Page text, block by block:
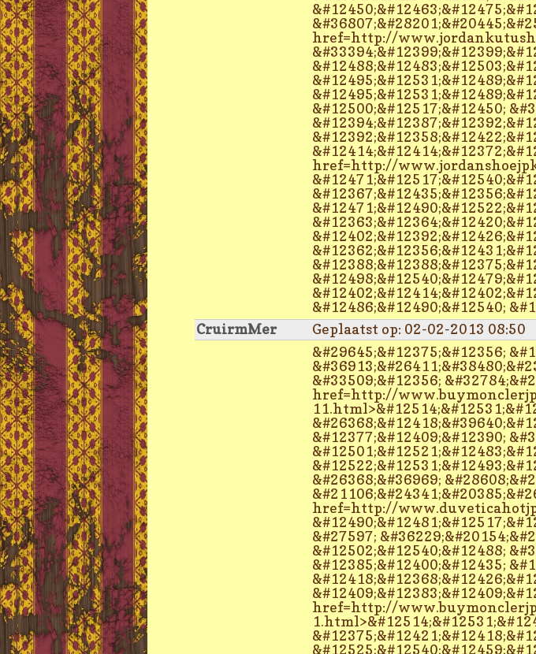
href=http://
&#12500;&#12517;&#12450;
href=http://
&#12486;&#12490;&#12540;
CruirmMer
Geplaatst op: 02-02-2013 08:50
&#29645;&#12375;&#12356;
&#33509;&#12356;
href=http://
&#12377;&#12409;&#12390;
&#26368;&#36969;
href=http://
&#27597;
&#12502;&#12540;&#12488;
&#12385;&#12400;&#12435;
href=http://